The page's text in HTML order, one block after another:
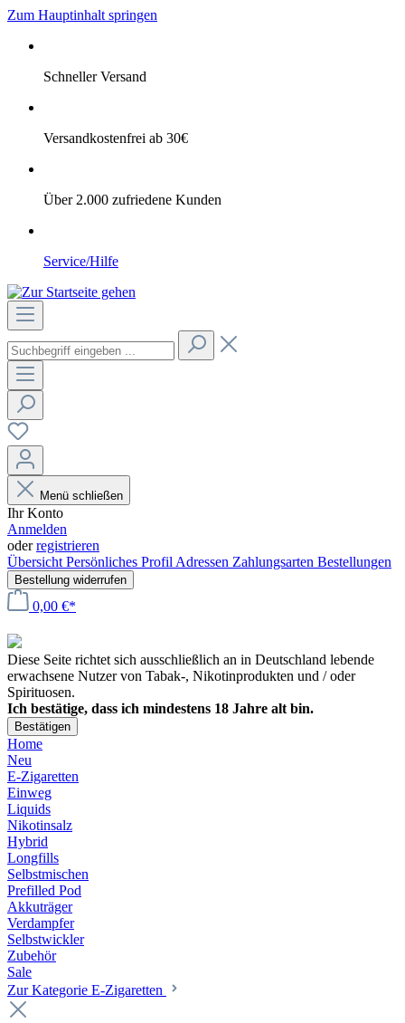
Zum Hauptinhalt springen
Schneller Versand
Versandkostenfrei ab 30€
Über 2.000 zufriedene Kunden
Service/Hilfe
Menü schließen
Ihr Konto
Anmelden
oderregistrieren
Übersicht Persönliches Profil Adressen Zahlungsarten Bestellungen
Bestellung widerrufen
0,00 €*
Diese Seite richtet sich ausschließlich an in Deutschland lebende
erwachsene Nutzer von Tabak-, Nikotinprodukten und / oder
Spirituosen.
Ich bestätige, dass ich mindestens 18 Jahre alt bin.
Bestätigen
Home
Neu
E-Zigaretten
Einweg
Liquids
Nikotinsalz
Hybrid
Longfills
Selbstmischen
Prefilled Pod
Akkuträger
Verdampfer
Selbstwickler
Zubehör
Sale
Zur Kategorie E-Zigaretten